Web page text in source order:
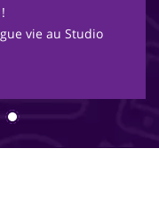
vie au Studio